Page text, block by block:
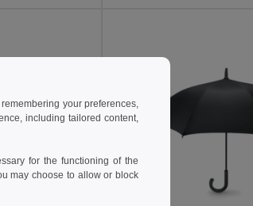
your preferences,
including tailored content,
for the functioning of the
may choose to allow or block